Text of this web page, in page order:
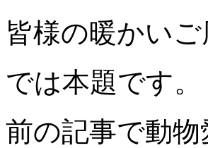
皆様の暖かい
では本題です。
前の記事で動